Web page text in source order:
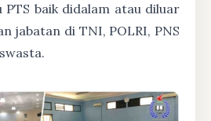
PTS baik didalam atau diluar
jabatan di TNI, POLRI, PNS